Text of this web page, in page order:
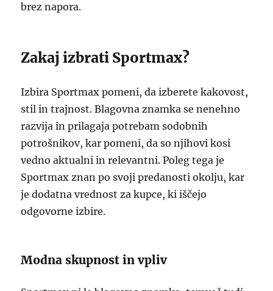
brez napora.
Zakaj izbrati Sportmax?
Izbira Sportmax pomeni, da izberete kakovost,
stil in trajnost. Blagovna znamka se nenehno
razvija in prilagaja potrebam sodobnih
potrošnikov, kar pomeni, da so njihovi kosi
vedno aktualni in relevantni. Poleg tega je
Sportmax znan po svoji predanosti okolju, kar
je dodatna vrednost za kupce, ki iščejo
odgovorne izbire.
Modna skupnost in vpliv